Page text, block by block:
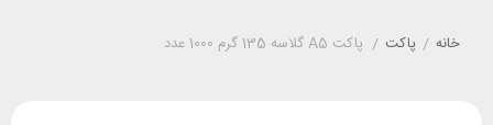
خانه / پاکت / پاکت A5 گلاسه 135 گرم 1000 عدد